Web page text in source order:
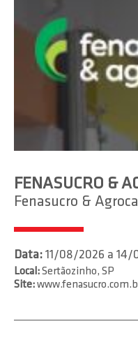
FENASUCRO &
Fenasucro &
Data: 11/08/2026 a 14/
Local:Sertãozinho, SP
Site: